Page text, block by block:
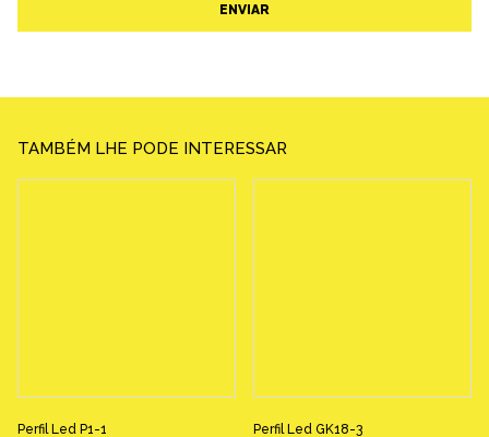
ENVIAR
TAMBÉM LHE PODE INTERESSAR
Perfil Led P1-1 Perfil Led GK18-3